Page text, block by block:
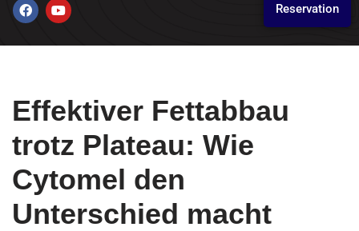
Reservation
Effektiver Fettabbau
trotz Plateau: Wie
Cytomel den
Unterschied macht